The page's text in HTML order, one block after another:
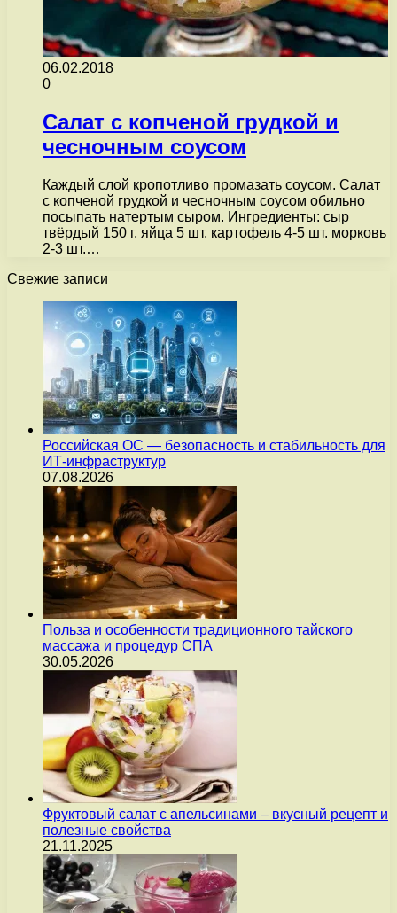
06.02.2018
0
Салат с копченой грудкой и
чесночным соусом
Каждый слой кропотливо промазать соусом. Салат
с копченой грудкой и чесночным соусом обильно
посыпать натертым сыром. Ингредиенты: сыр
твёрдый 150 г. яйца 5 шт. картофель 4-5 шт. морковь
2-3 шт.…
Свежие записи
Российская ОС — безопасность и стабильность для
ИТ-инфраструктур
07.08.2026
Польза и особенности традиционного тайского
массажа и процедур СПА
30.05.2026
Фруктовый салат с апельсинами – вкусный рецепт и
полезные свойства
21.11.2025